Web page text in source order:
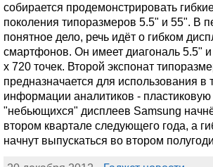
собирается продемонстрировать
поколения типоразмеров 5.5" и 55". В
понятное дело, речь идёт о гибком
смартфонов. Он имеет диагональ 5.5"
х 720 точек. Второй экспонат
предназначается для использования в
информации аналитиков -
"небьющихся" дисплеев Samsung
втором квартале следующего года, а
начнут выпускаться во втором